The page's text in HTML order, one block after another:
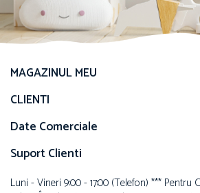
MAGAZINUL MEU
CLIENTI
Date Comerciale
Suport Clienti
Luni - Vineri 9:00 - 17:00 (telefon) *** Pentru